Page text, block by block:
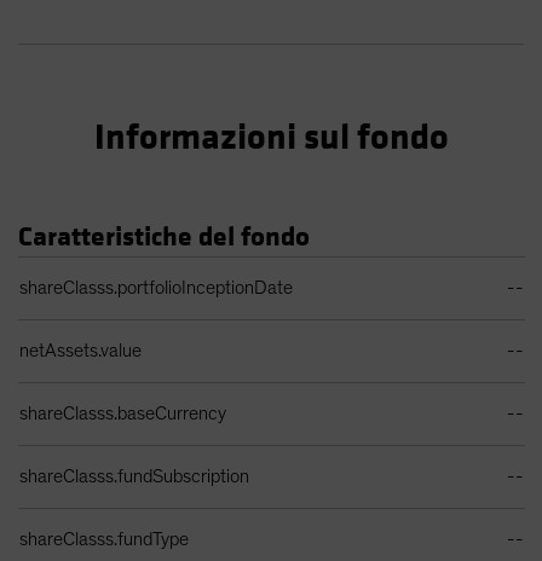
Informazioni sul fondo
Caratteristiche del fondo
shareClasss.portfolioInceptionDate --
netAssets.value --
shareClasss.baseCurrency --
shareClasss.fundSubscription --
shareClasss.fundType --